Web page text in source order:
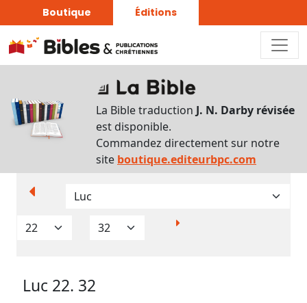
Boutique Éditions
La Bible traduction J. N. Darby révisée
est disponible.
Commandez directement sur notre
site boutique.editeurbpc.com
Luc 22. 32
d’affichage
Par
verset
Translittérations
Analyse